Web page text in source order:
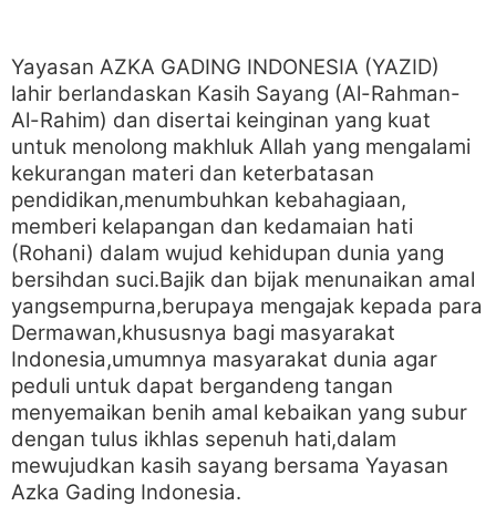
Yayasan AZKA GADING INDONESIA (YAZID)
lahir berlandaskan Kasih Sayang (Al-Rahman-
Al-Rahim) dan disertai keinginan yang kuat
untuk menolong makhluk Allah yang mengalami
kekurangan materi dan keterbatasan
pendidikan,menumbuhkan kebahagiaan,
memberi kelapangan dan kedamaian hati
(Rohani) dalam wujud kehidupan dunia yang
bersihdan suci.Bajik dan bijak menunaikan amal
yangsempurna,berupaya mengajak kepada para
Dermawan,khususnya bagi masyarakat
Indonesia,umumnya masyarakat dunia agar
peduli untuk dapat bergandeng tangan
menyemaikan benih amal kebaikan yang subur
dengan tulus ikhlas sepenuh hati,dalam
mewujudkan kasih sayang bersama Yayasan
Azka Gading Indonesia.